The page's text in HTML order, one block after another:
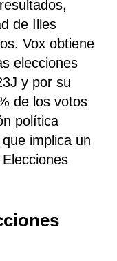
de Illes
Vox obtiene
elecciones
y por su
de los votos
política
implica un